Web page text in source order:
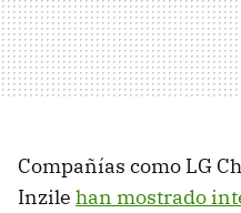
Compañías como LG
Inzile han mostrado